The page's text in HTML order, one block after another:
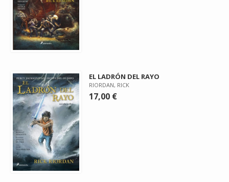
EL LADRÓN DEL RAYO
RIORDAN, RICK
17,00 €